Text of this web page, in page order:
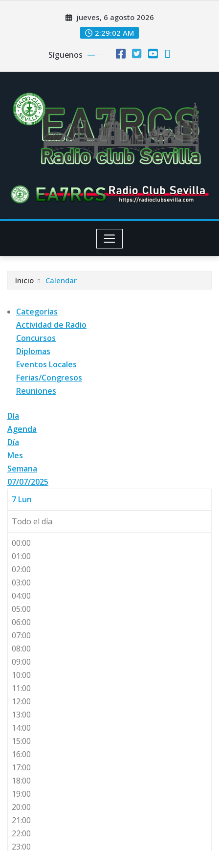
jueves, 6 agosto 2026
2:29:02 AM
Síguenos
Inicio Calendar
Categorías
Actividad de Radio
Concursos
Diplomas
Eventos Locales
Ferias/Congresos
Reuniones
Día
Agenda
Día
Mes
Semana
07/07/2025
7 Lun
Todo el día
00:00
01:00
02:00
03:00
04:00
05:00
06:00
07:00
08:00
09:00
10:00
11:00
12:00
13:00
14:00
15:00
16:00
17:00
18:00
19:00
20:00
21:00
22:00
23:00